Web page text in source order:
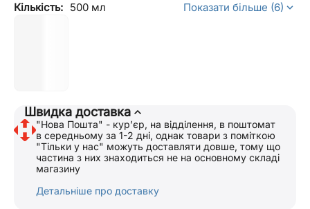
Кількість: 500 мл Показати більше (6)
Швидка доставка
"Нова Пошта" - курʼєр, на відділення, в поштомат
в середньому за 1-2 дні, однак товари з поміткою
"Тільки у нас" можуть доставляти довше, тому що
частина з них знаходиться не на основному складі
магазину
Детальніше про доставку